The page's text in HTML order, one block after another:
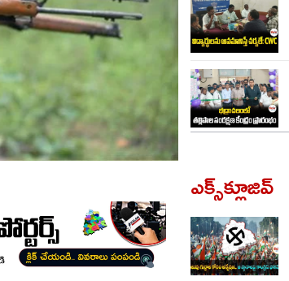
ఎక్స్‌క్లూజివ్‌